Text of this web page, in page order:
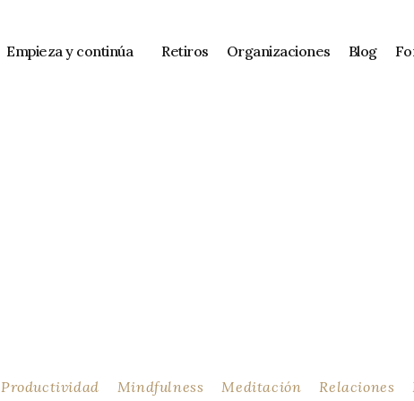
Empieza y continúa Retiros Organizaciones Blog
Productividad Mindfulness Meditación Relaciones